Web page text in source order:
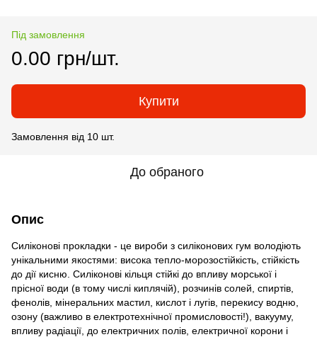
Під замовлення
0.00 грн/шт.
Купити
Замовлення від 10 шт.
До обраного
Опис
Силіконові прокладки - це вироби з силіконових гум володіють
унікальними якостями: висока тепло-морозостійкість, стійкість
до дії кисню. Силіконові кільця стійкі до впливу морської і
прісної води (в тому числі киплячій), розчинів солей, спиртів,
фенолів, мінеральних мастил, кислот і лугів, перекису водню,
озону (важливо в електротехнічної промисловості!), вакууму,
впливу радіації, до електричних полів, електричної корони і